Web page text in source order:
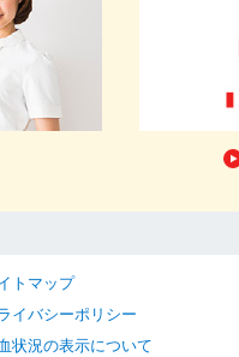
トマップ
イバシーポリシー
状況の表示について